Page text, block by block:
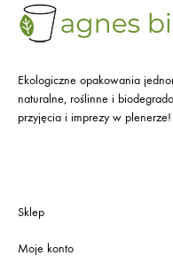
Ekologiczne opakowania
naturalne, roślinne i
przyjęcia i imprezy w plenerze!
Sklep
Moje konto